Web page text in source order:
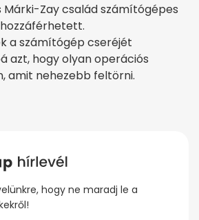
Zay család számítógépes
a számítógép cseréjét
azt, hogy olyan operációs
amit nehezebb feltörni.
hogy ne maradj le a